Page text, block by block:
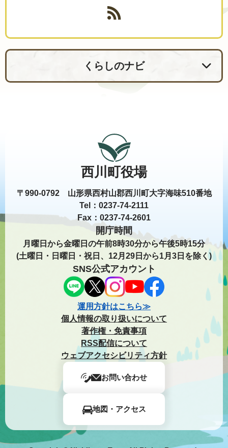
くらしのナビ
西川町役場
〒990-0792 山形県西村山郡西川町大字海味510番地
Tel：0237-74-2111
Fax：0237-74-2601
開庁時間
月曜日から金曜日の午前8時30分から午後5時15分
(土曜日・日曜日・祝日、12月29日から1月3日を除く)
SNS公式アカウント
運用方針はこちら≫
個人情報の取り扱いについて
著作権・免責事項
RSS配信について
ウェブアクセシビリティ方針
お問い合わせ
地図・アクセス